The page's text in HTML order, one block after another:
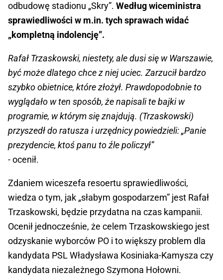
odbudowę stadionu „Skry”. Według wiceministra
sprawiedliwości w m.in. tych sprawach widać
„kompletną indolencję”.
Rafał Trzaskowski, niestety, ale dusi się w Warszawie,
być może dlatego chce z niej uciec. Zarzucił bardzo
szybko obietnice, które złożył. Prawdopodobnie to
wyglądało w ten sposób, że napisali te bajki w
programie, w którym się znajdują. (Trzaskowski)
przyszedł do ratusza i urzędnicy powiedzieli: „Panie
prezydencie, ktoś panu to źle policzył”
- ocenił.
Zdaniem wiceszefa resoertu sprawiedliwości,
wiedza o tym, jak „słabym gospodarzem” jest Rafał
Trzaskowski, będzie przydatna na czas kampanii.
Ocenił jednocześnie, że celem Trzaskowskiego jest
odzyskanie wyborców PO i to większy problem dla
kandydata PSL Władysława Kosiniaka-Kamysza czy
kandydata niezależnego Szymona Hołowni.